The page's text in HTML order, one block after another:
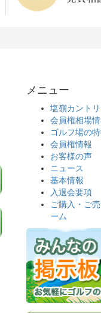
メニュー
塩嶺カント
会員権相場
ゴルフ場の
会員権情報
お客様の声
ニュース
基本情報
入退会要項
ご購入・ご
ーム